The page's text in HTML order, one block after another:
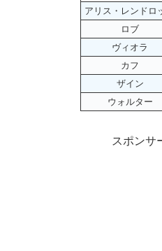
アリス・レンドロ
ロブ
ヴィオラ
カフ
ザイン
ウォルター
スポンサ